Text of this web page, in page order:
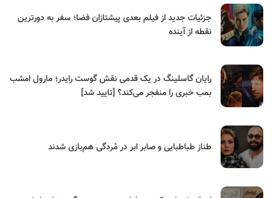
جزئیات جدید از فیلم بعدی پیشتازان فضا؛ سفر به دورترین
نقطه از آینده
رایان گاسلینگ در یک قدمی نقش گوست رایدر؛ مارول امشب
بمب خبری را منفجر می‌کند؟ [تایید شد]
طناز طباطبایی و صابر ابر در مُردگی هم‌بازی شدند